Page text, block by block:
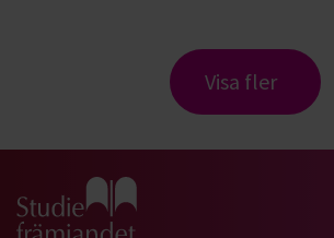
Visa fler
Gå till studiefrämjandets startsida